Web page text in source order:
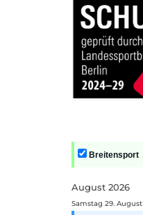
Breitensport
August 2026
Samstag 29. August